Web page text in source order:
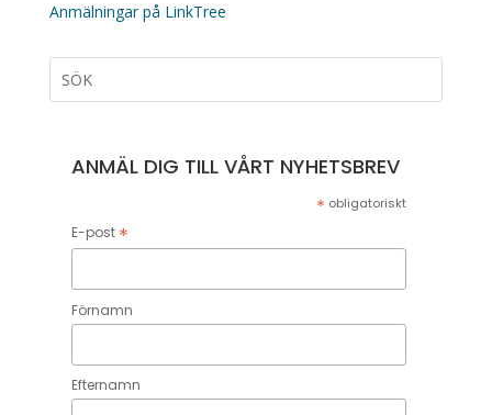
Anmälningar på LinkTree
ANMÄL DIG TILL VÅRT NYHETSBREV
* obligatoriskt
E-post *
Förnamn
Efternamn